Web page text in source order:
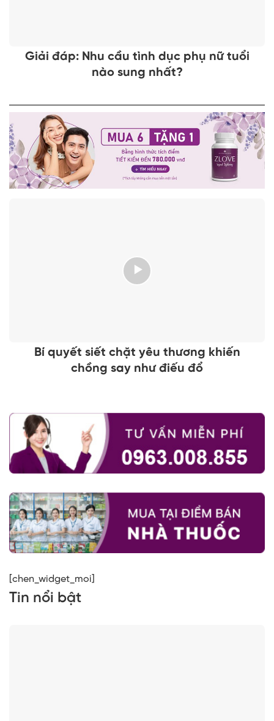
Giải đáp: Nhu cầu tình dục phụ nữ tuổi
nào sung nhất?
Bí quyết siết chặt yêu thương khiến
chồng say như điếu đổ
[chen_widget_moi]
Tin nổi bật